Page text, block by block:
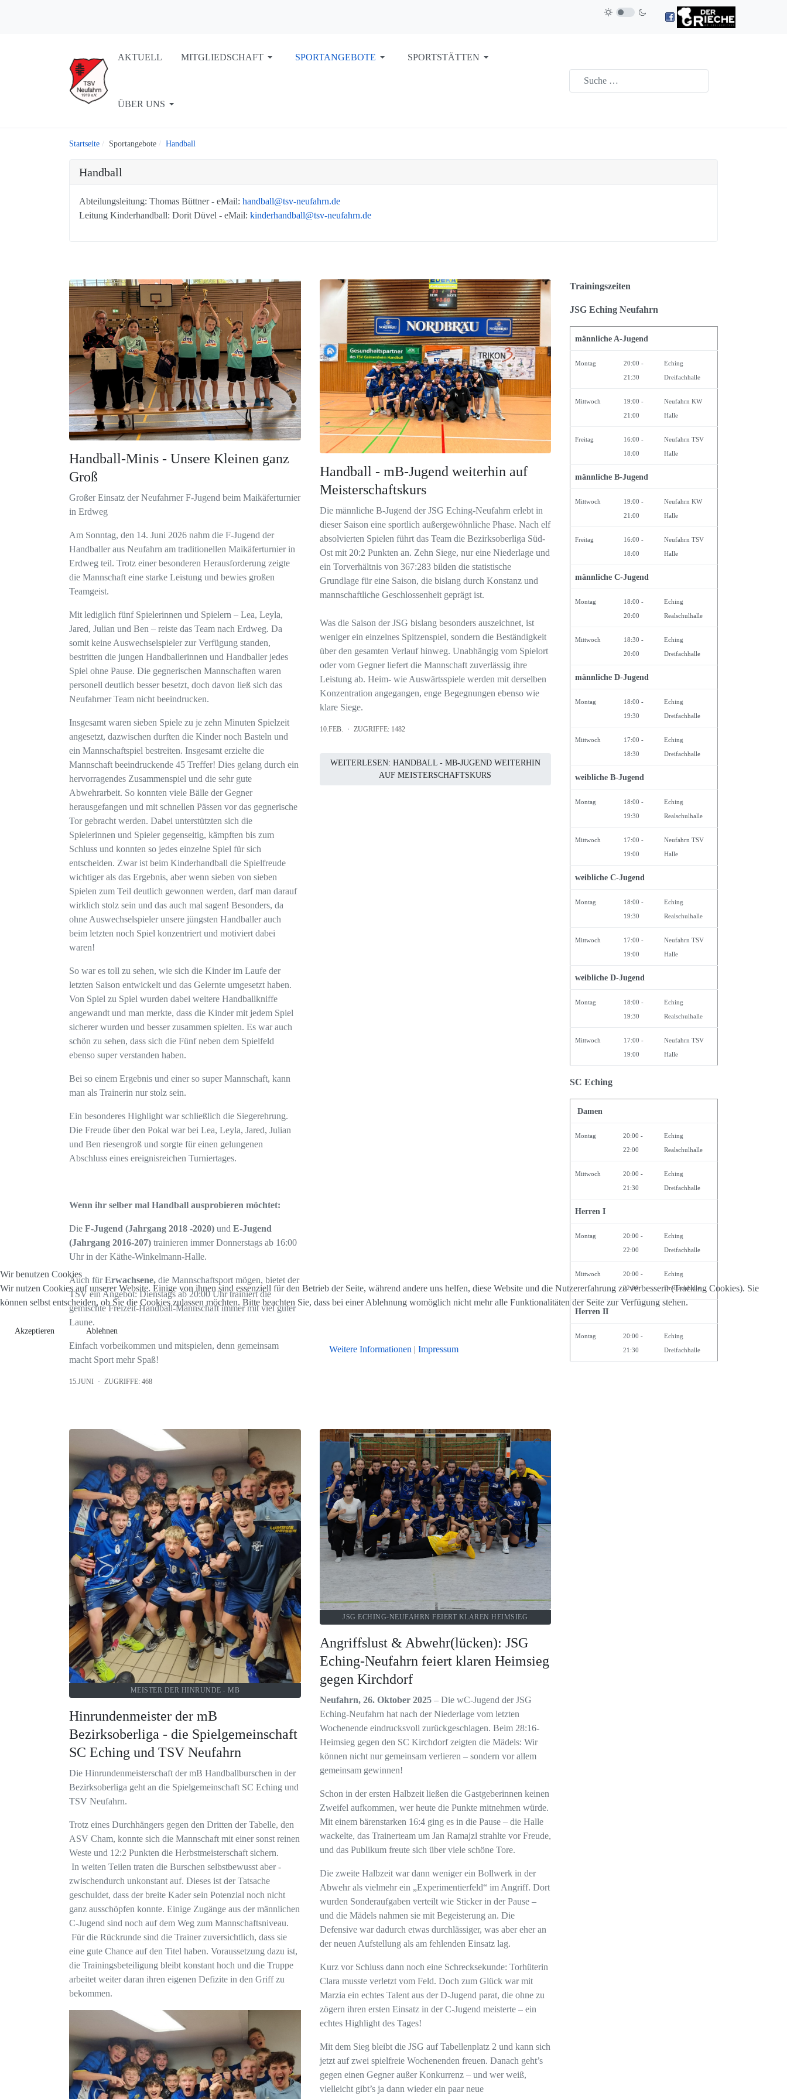
AKTUELL MITGLIEDSCHAFT SPORTANGEBOTE SPORTSTÄTTEN
ÜBER UNS
Startseite Sportangebote Handball
Handball
Abteilungsleitung: Thomas Büttner - eMail: handball@tsv-neufahrn.de
Leitung Kinderhandball: Dorit Düvel - eMail: kinderhandball@tsv-neufahrn.de
Handball-Minis - Unsere Kleinen ganz
Groß
Großer Einsatz der Neufahrner F-Jugend beim Maikäferturnier
in Erdweg
Am Sonntag, den 14. Juni 2026 nahm die F-Jugend der
Handballer aus Neufahrn am traditionellen Maikäferturnier in
Erdweg teil. Trotz einer besonderen Herausforderung zeigte
die Mannschaft eine starke Leistung und bewies großen
Teamgeist.
Mit lediglich fünf Spielerinnen und Spielern – Lea, Leyla,
Jared, Julian und Ben – reiste das Team nach Erdweg. Da
somit keine Auswechselspieler zur Verfügung standen,
bestritten die jungen Handballerinnen und Handballer jedes
Spiel ohne Pause. Die gegnerischen Mannschaften waren
personell deutlich besser besetzt, doch davon ließ sich das
Neufahrner Team nicht beeindrucken.
Insgesamt waren sieben Spiele zu je zehn Minuten Spielzeit
angesetzt, dazwischen durften die Kinder noch Basteln und
ein Mannschaftspiel bestreiten. Insgesamt erzielte die
Mannschaft beeindruckende 45 Treffer! Dies gelang durch ein
hervorragendes Zusammenspiel und die sehr gute
Abwehrarbeit. So konnten viele Bälle der Gegner
herausgefangen und mit schnellen Pässen vor das gegnerische
Tor gebracht werden. Dabei unterstützten sich die
Spielerinnen und Spieler gegenseitig, kämpften bis zum
Schluss und konnten so jedes einzelne Spiel für sich
entscheiden. Zwar ist beim Kinderhandball die Spielfreude
wichtiger als das Ergebnis, aber wenn sieben von sieben
Spielen zum Teil deutlich gewonnen werden, darf man darauf
wirklich stolz sein und das auch mal sagen! Besonders, da
ohne Auswechselspieler unsere jüngsten Handballer auch
beim letzten noch Spiel konzentriert und motiviert dabei
waren!
So war es toll zu sehen, wie sich die Kinder im Laufe der
letzten Saison entwickelt und das Gelernte umgesetzt haben.
Von Spiel zu Spiel wurden dabei weitere Handballkniffe
angewandt und man merkte, dass die Kinder mit jedem Spiel
sicherer wurden und besser zusammen spielten. Es war auch
schön zu sehen, dass sich die Fünf neben dem Spielfeld
ebenso super verstanden haben.
Bei so einem Ergebnis und einer so super Mannschaft, kann
man als Trainerin nur stolz sein.
Ein besonderes Highlight war schließlich die Siegerehrung.
Die Freude über den Pokal war bei Lea, Leyla, Jared, Julian
und Ben riesengroß und sorgte für einen gelungenen
Abschluss eines ereignisreichen Turniertages.
Wenn ihr selber mal Handball ausprobieren möchtet:
Die F-Jugend (Jahrgang 2018 -2020) und E-Jugend
(Jahrgang 2016-207) trainieren immer Donnerstags ab 16:00
Uhr in der Käthe-Winkelmann-Halle.
Auch fürErwachsene, die Mannschaftsport mögen, bietet der
TSV ein Angebot: Dienstags ab 20:00 Uhr trainiert die
gemischte Freizeit-Handball-Mannschaft immer mit viel guter
Laune.
Einfach vorbeikommen und mitspielen, denn gemeinsam
macht Sport mehr Spaß!
15.JUNI ZUGRIFFE: 468
Handball - mB-Jugend weiterhin auf
Meisterschaftskurs
Die männliche B-Jugend der JSG Eching-Neufahrn erlebt in
dieser Saison eine sportlich außergewöhnliche Phase. Nach elf
absolvierten Spielen führt das Team die Bezirksoberliga Süd-
Ost mit 20:2 Punkten an. Zehn Siege, nur eine Niederlage und
ein Torverhältnis von 367:283 bilden die statistische
Grundlage für eine Saison, die bislang durch Konstanz und
mannschaftliche Geschlossenheit geprägt ist.
Was die Saison der JSG bislang besonders auszeichnet, ist
weniger ein einzelnes Spitzenspiel, sondern die Beständigkeit
über den gesamten Verlauf hinweg. Unabhängig vom Spielort
oder vom Gegner liefert die Mannschaft zuverlässig ihre
Leistung ab. Heim- wie Auswärtsspiele werden mit derselben
Konzentration angegangen, enge Begegnungen ebenso wie
klare Siege.
10.FEB. ZUGRIFFE: 1482
WEITERLESEN: HANDBALL - MB-JUGEND WEITERHIN
AUF MEISTERSCHAFTSKURS
MEISTER DER HINRUNDE - MB
Hinrundenmeister der mB
Bezirksoberliga - die Spielgemeinschaft
SC Eching und TSV Neufahrn
Die Hinrundenmeisterschaft der mB Handballburschen in der
Bezirksoberliga geht an die Spielgemeinschaft SC Eching und
TSV Neufahrn.
Trotz eines Durchhängers gegen den Dritten der Tabelle, den
ASV Cham, konnte sich die Mannschaft mit einer sonst reinen
Weste und 12:2 Punkten die Herbstmeisterschaft sichern.
In weiten Teilen traten die Burschen selbstbewusst aber -
zwischendurch unkonstant auf. Dieses ist der Tatsache
geschuldet, dass der breite Kader sein Potenzial noch nicht
ganz ausschöpfen konnte. Einige Zugänge aus der männlichen
C-Jugend sind noch auf dem Weg zum Mannschaftsniveau.
Für die Rückrunde sind die Trainer zuversichtlich, dass sie
eine gute Chance auf den Titel haben. Voraussetzung dazu ist,
die Trainingsbeteiligung bleibt konstant hoch und die Truppe
arbeitet weiter daran ihren eigenen Defizite in den Griff zu
bekommen.
JSG ECHING-NEUFAHRN FEIERT KLAREN HEIMSIEG
Angriffslust & Abwehr(lücken): JSG
Eching-Neufahrn feiert klaren Heimsieg
gegen Kirchdorf
Neufahrn, 26. Oktober 2025– Die wC-Jugend der JSG
Eching-Neufahrn hat nach der Niederlage vom letzten
Wochenende eindrucksvoll zurückgeschlagen. Beim 28:16-
Heimsieg gegen den SC Kirchdorf zeigten die Mädels: Wir
können nicht nur gemeinsam verlieren – sondern vor allem
gemeinsam gewinnen!
Schon in der ersten Halbzeit ließen die Gastgeberinnen keinen
Zweifel aufkommen, wer heute die Punkte mitnehmen würde.
Mit einem bärenstarken 16:4 ging es in die Pause – die Halle
wackelte, das Trainerteam um Jan Ramajzl strahlte vor Freude,
und das Publikum freute sich über viele schöne Tore.
Die zweite Halbzeit war dann weniger ein Bollwerk in der
Abwehr als vielmehr ein „Experimentierfeld“ im Angriff. Dort
wurden Sonderaufgaben verteilt wie Sticker in der Pause –
und die Mädels nahmen sie mit Begeisterung an. Die
Defensive war dadurch etwas durchlässiger, was aber eher an
der neuen Aufstellung als am fehlenden Einsatz lag.
Kurz vor Schluss dann noch eine Schrecksekunde: Torhüterin
Clara musste verletzt vom Feld. Doch zum Glück war mit
Marzia ein echtes Talent aus der D-Jugend parat, die ohne zu
zögern ihren ersten Einsatz in der C-Jugend meisterte – ein
echtes Highlight des Tages!
Mit dem Sieg bleibt die JSG auf Tabellenplatz 2 und kann sich
jetzt auf zwei spielfreie Wochenenden freuen. Danach geht’s
gegen einen Gegner außer Konkurrenz – und wer weiß,
vielleicht gibt’s ja dann wieder ein paar neue
Trainingszeiten
JSG Eching Neufahrn
männliche A-Jugend
Montag 20:00 -
21:30
Eching
Dreifachhalle
Mittwoch 19:00 -
21:00
Neufahrn KW
Halle
Freitag 16:00 -
18:00
Neufahrn TSV
Halle
männliche B-Jugend
Mittwoch 19:00 -
21:00
Neufahrn KW
Halle
Freitag 16:00 -
18:00
Neufahrn TSV
Halle
männliche C-Jugend
Montag 18:00 -
20:00
Eching
Realschulhalle
Mittwoch 18:30 -
20:00
Eching
Dreifachhalle
männliche D-Jugend
Montag 18:00 -
19:30
Eching
Dreifachhalle
Mittwoch 17:00 -
18:30
Eching
Dreifachhalle
weibliche B-Jugend
Montag 18:00 -
19:30
Eching
Realschulhalle
Mittwoch 17:00 -
19:00
Neufahrn TSV
Halle
weibliche C-Jugend
Montag 18:00 -
19:30
Eching
Realschulhalle
Mittwoch 17:00 -
19:00
Neufahrn TSV
Halle
weibliche D-Jugend
Montag 18:00 -
19:30
Eching
Realschulhalle
Mittwoch 17:00 -
19:00
Neufahrn TSV
Halle
SC Eching
Damen
Montag 20:00 -
22:00
Eching
Realschulhalle
Mittwoch 20:00 -
21:30
Eching
Dreifachhalle
Herren I
Montag 20:00 -
22:00
Eching
Dreifachhalle
Mittwoch 20:00 -
22:00
Eching
Dreifachhalle
Herren II
Montag 20:00 -
21:30
Eching
Dreifachhalle
Wir benutzen Cookies
Wir nutzen Cookies auf unserer Website. Einige von ihnen sind essenziell für den Betrieb der Seite, während andere uns helfen, diese Website und die Nutzererfahrung zu verbessern (Tracking Cookies). Sie
können selbst entscheiden, ob Sie die Cookies zulassen möchten. Bitte beachten Sie, dass bei einer Ablehnung womöglich nicht mehr alle Funktionalitäten der Seite zur Verfügung stehen.
Akzeptieren Ablehnen
Weitere Informationen | Impressum